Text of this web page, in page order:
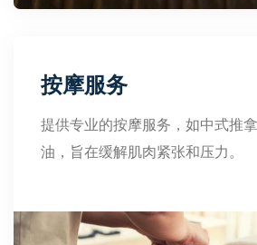
按摩服务
提供专业的按摩服务，如中式推
油，旨在缓解肌肉紧张和压力。